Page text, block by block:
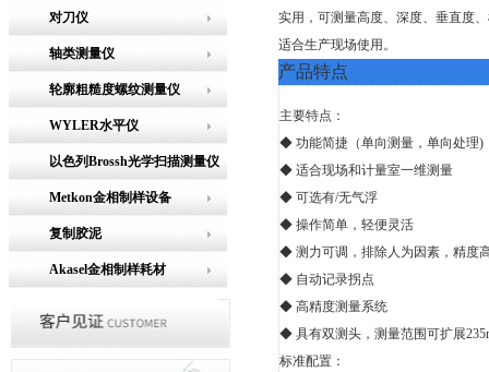
对刀仪
轴类测量仪
轮廓粗糙度螺纹测量仪
WYLER水平仪
以色列Brossh光学扫描测量仪
Metkon金相制样设备
复制胶泥
Akasel金相制样耗材
实用，可测量高度、深度、垂直度
适合生产现场使用。
产品特点
主要特点：
◆ 功能简捷（单向测量，单向处理)
◆ 适合现场和计量室一维测量
◆ 可选有/无气浮
◆ 操作简单，轻便灵活
◆ 测力可调，排除人为因素，精度
◆ 自动记录拐点
◆ 高精度测量系统
◆ 具有双测头，测量范围可扩展
标准配置：